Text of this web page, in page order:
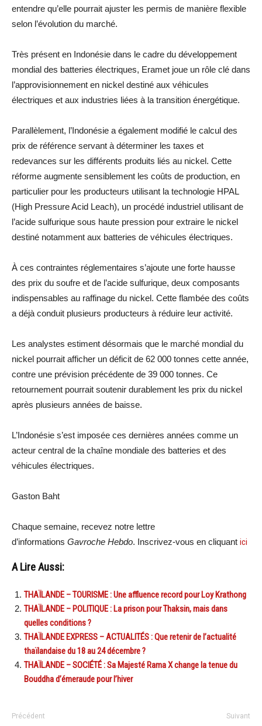
entendre qu’elle pourrait ajuster les permis de manière flexible
selon l’évolution du marché.
Très présent en Indonésie dans le cadre du développement
mondial des batteries électriques, Eramet joue un rôle clé dans
l’approvisionnement en nickel destiné aux véhicules
électriques et aux industries liées à la transition énergétique.
Parallèlement, l’Indonésie a également modifié le calcul des
prix de référence servant à déterminer les taxes et
redevances sur les différents produits liés au nickel. Cette
réforme augmente sensiblement les coûts de production, en
particulier pour les producteurs utilisant la technologie HPAL
(High Pressure Acid Leach), un procédé industriel utilisant de
l’acide sulfurique sous haute pression pour extraire le nickel
destiné notamment aux batteries de véhicules électriques.
À ces contraintes réglementaires s’ajoute une forte hausse
des prix du soufre et de l’acide sulfurique, deux composants
indispensables au raffinage du nickel. Cette flambée des coûts
a déjà conduit plusieurs producteurs à réduire leur activité.
Les analystes estiment désormais que le marché mondial du
nickel pourrait afficher un déficit de 62 000 tonnes cette année,
contre une prévision précédente de 39 000 tonnes. Ce
retournement pourrait soutenir durablement les prix du nickel
après plusieurs années de baisse.
L’Indonésie s’est imposée ces dernières années comme un
acteur central de la chaîne mondiale des batteries et des
véhicules électriques.
Gaston Baht
Chaque semaine, recevez notre lettre
d’informations Gavroche Hebdo. Inscrivez-vous en cliquant ici
A Lire Aussi:
THAÏLANDE – TOURISME : Une affluence record pour Loy Krathong
THAÏLANDE – POLITIQUE : La prison pour Thaksin, mais dans
quelles conditions ?
THAÏLANDE EXPRESS – ACTUALITÉS : Que retenir de l’actualité
thaïlandaise du 18 au 24 décembre ?
THAÏLANDE – SOCIÉTÉ : Sa Majesté Rama X change la tenue du
Bouddha d’émeraude pour l’hiver
Précédent Suivant